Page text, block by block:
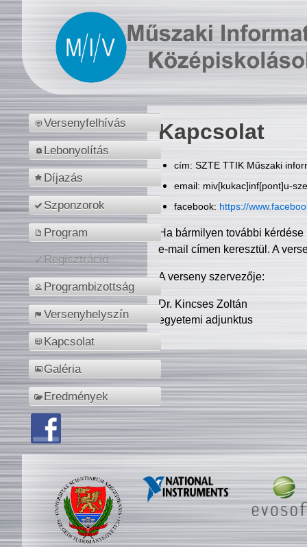
Versenyfelhívás
Lebonyolítás
Díjazás
Szponzorok
Program
Regisztráció
Programbizottság
Versenyhelyszín
Kapcsolat
Galéria
Eredmények
Kapcsolat
cím: SZTE TTIK Műszaki
email: miv[kukac]inf[pont]u-
facebook: https://
Ha bármilyen további
e-mail címen keresztül. A
A verseny szervezője:
Dr. Kincses Zoltán
egyetemi adjunktus